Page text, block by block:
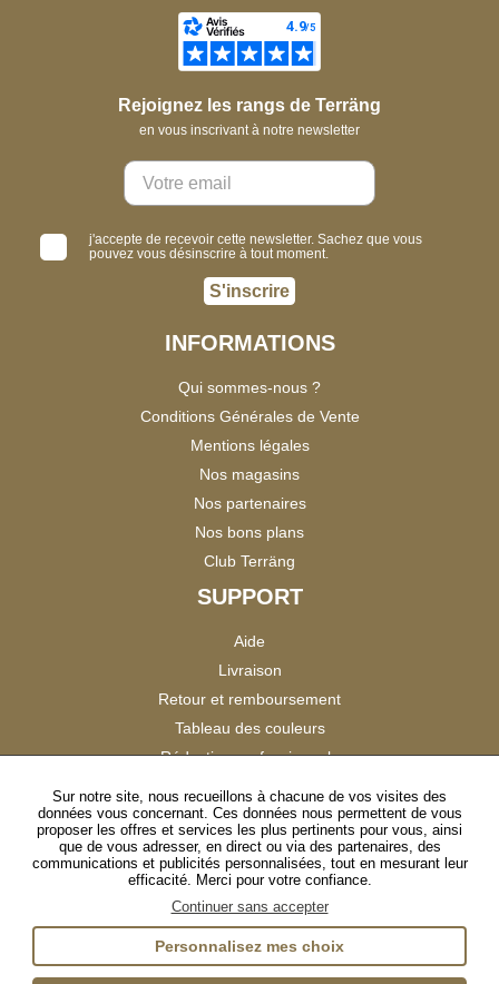
Rejoignez les rangs de Terräng
en vous inscrivant à notre newsletter
j'accepte de recevoir cette newsletter. Sachez que vous
pouvez vous désinscrire à tout moment.
S'inscrire
INFORMATIONS
Qui sommes-nous ?
Conditions Générales de Vente
Mentions légales
Nos magasins
Nos partenaires
Nos bons plans
Club Terräng
SUPPORT
Aide
Livraison
Retour et remboursement
Tableau des couleurs
Réduction professionnels
Satisfaction Clients
SUIVEZ-NOUS
InstagramTikTokFacebookYouTubeLinkedIn
Sur notre site, nous recueillons à chacune de vos visites des
données vous concernant. Ces données nous permettent de vous
proposer les offres et services les plus pertinents pour vous, ainsi
que de vous adresser, en direct ou via des partenaires, des
communications et publicités personnalisées, tout en mesurant leur
efficacité. Merci pour votre confiance.
Continuer sans accepter
Personnalisez mes choix